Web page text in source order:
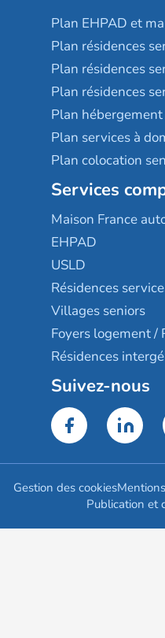
Plan EHPAD et
Plan résidences
Plan résidences
Plan résidences
Plan
Plan services à
Plan colocation
Services
Maison France
EHPAD
USLD
Résidences
Villages seniors
Foyers logement /
Résidences
Suivez-nous
Gestion des cookies
Publication et